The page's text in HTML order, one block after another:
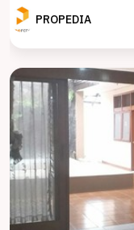
PROPEDIA